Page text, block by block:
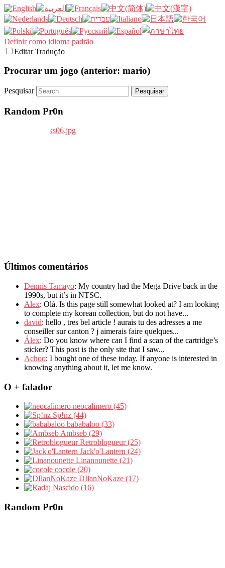
Definir como idioma padrão
Editar Tradução
Procurar um jogo (anterior: mario)
Pesquisar
Random Pr0n
Últimos comentários
Dennis Tamayo: My country had the Mega Drive back in the
1990s, but it’s in NTSC.
Alex: Olá. Is this page still somewhat looked at? I am looking
to complete my korean collection, but do not have...
david: hello , tres bel article ! aurais tu des adresses a me
conseiller sur canton ? j aimerais faire quelques...
Álex: Do you know where can I find a scan of the cartridge’s
sticker? This post is the only site that I saw...
Achoo: I bought one of these today. If anyone is interested in
knowing anything about it, let me know.
O + falador
neocalimero (45)
Sp!nz (44)
bababaloo (33)
Ambseb (29)
Retroblogueur (25)
Jack'o'Lantern (24)
Linanounette (21)
cocole (20)
DIlanNoKaze (17)
Nascido (16)
Random Pr0n